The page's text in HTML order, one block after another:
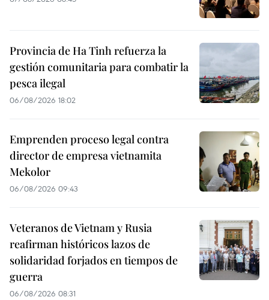
Provincia de Ha Tinh refuerza la
gestión comunitaria para combatir la
pesca ilegal
06/08/2026 18:02
Emprenden proceso legal contra
director de empresa vietnamita
Mekolor
06/08/2026 09:43
Veteranos de Vietnam y Rusia
reafirman históricos lazos de
solidaridad forjados en tiempos de
guerra
06/08/2026 08:31